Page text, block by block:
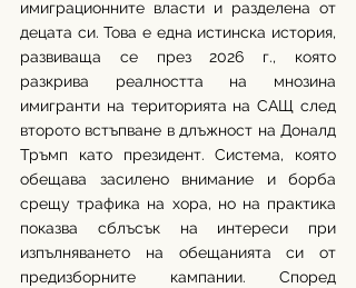
имиграционните власти и разделена от
децата си. Това е една истинска история,
развиваща се през 2026 г., която
разкрива реалността на мнозина
имигранти на територията на САЩ след
второто встъпване в длъжност на Доналд
Тръмп като президент. Система, която
обещава засилено внимание и борба
срещу трафика на хора, но на практика
показва сблъсък на интереси при
изпълняването на обещанията си от
предизборните кампании. Според